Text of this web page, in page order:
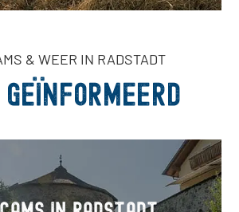
& WEER IN RADSTADT
geïnformeerd